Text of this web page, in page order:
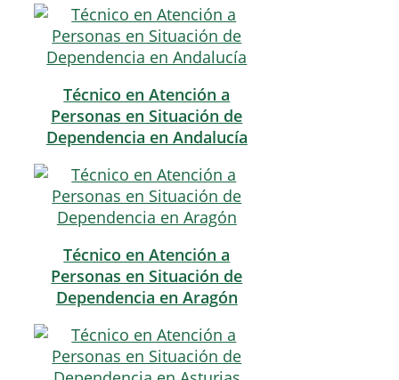
Técnico en Atención a
Personas en Situación de
Dependencia en Andalucía
Técnico en Atención a
Personas en Situación de
Dependencia en Aragón